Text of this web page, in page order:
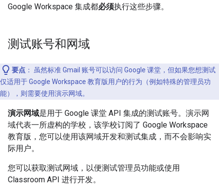
Google Workspace 集成都必须执行这些步骤。
测试账号和网域
要点 ：
虽然标准 Gmail 账号可以访问 Google 课堂，但如果您想测试
仅适用于 Google Workspace 教育版用户的行为（例如特殊的管理员功
能），则需要使用演示网域。
演示网域是用于 Google 课堂 API 集成的测试账号。演示网
域代表一所虚构的学校，该学校订阅了 Google Workspace
教育版，您可以使用该网域开发和测试集成，而不会影响实
际用户。
您可以获取测试网域，以便测试管理员功能或使用
Classroom API 进行开发。